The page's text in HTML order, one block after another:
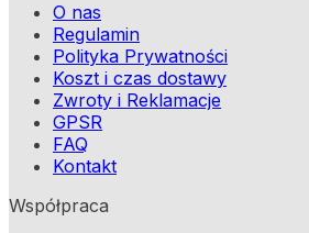
O nas
Regulamin
Polityka Prywatności
Koszt i czas dostawy
Zwroty i Reklamacje
GPSR
FAQ
Kontakt
Współpraca